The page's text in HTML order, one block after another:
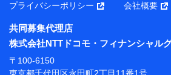
携会社の保険その他に関する情報を
維持管理等の委託業務遂行のため、
関連する当社または株式会社NTTド
ルグループおよび提携会社のサービ
ため
（各サービスで取得したサービス利
プライバシーポリシー 会社概要
共同募集代理店
株式会社NTTドコモ・フィナンシャル
〒100-6150